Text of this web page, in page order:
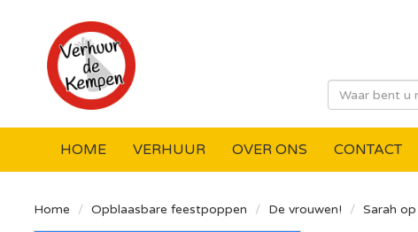
HOME VERHUUR OVER ONS CONTACT
Home Opblaasbare feestpoppen De vrouwen! Sarah